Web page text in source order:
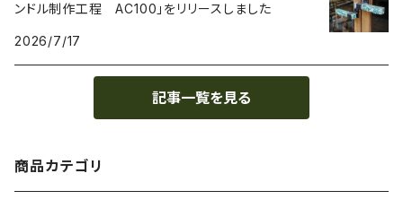
ンドル制作工程 AC100」をリリースしました
2026/7/17
記事一覧を見る
商品カテゴリ